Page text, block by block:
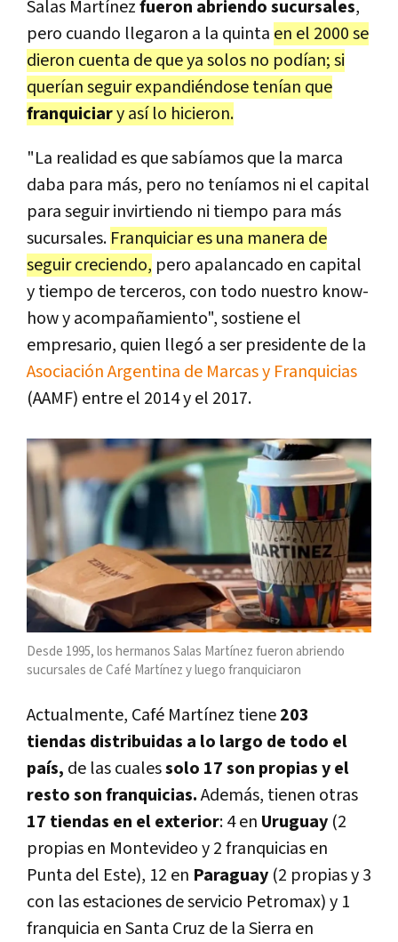
Salas Martínezfueron abriendo sucursales,
pero cuando llegaron a la quinta en el 2000 se
dieron cuenta de que ya solos no podían; si
querían seguir expandiéndose tenían que
franquiciary así lo hicieron.
"La realidad es que sabíamos que la marca
daba para más, pero no teníamos ni el capital
para seguir invirtiendo ni tiempo para más
sucursales. Franquiciar es una manera de
seguir creciendo, pero apalancado en capital
y tiempo de terceros, con todo nuestro know-
how y acompañamiento", sostiene el
empresario, quien llegó a ser presidente de la
Asociación Argentina de Marcas y Franquicias
(AAMF) entre el 2014 y el 2017.
Desde 1995, los hermanos Salas Martínez fueron abriendo
sucursales de Café Martínez y luego franquiciaron
Actualmente, Café Martínez tiene203
tiendas distribuidas a lo largo de todo el
país, de las cualessolo 17 son propias y el
resto son franquicias.Además, tienen otras
17 tiendas en el exterior: 4 en Uruguay (2
propias en Montevideo y 2 franquicias en
Punta del Este), 12 en Paraguay (2 propias y 3
con las estaciones de servicio Petromax) y 1
franquicia en Santa Cruz de la Sierra en